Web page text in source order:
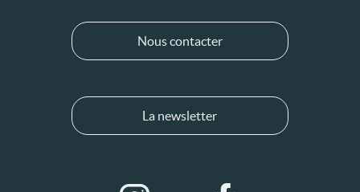
Nous contacter
La newsletter